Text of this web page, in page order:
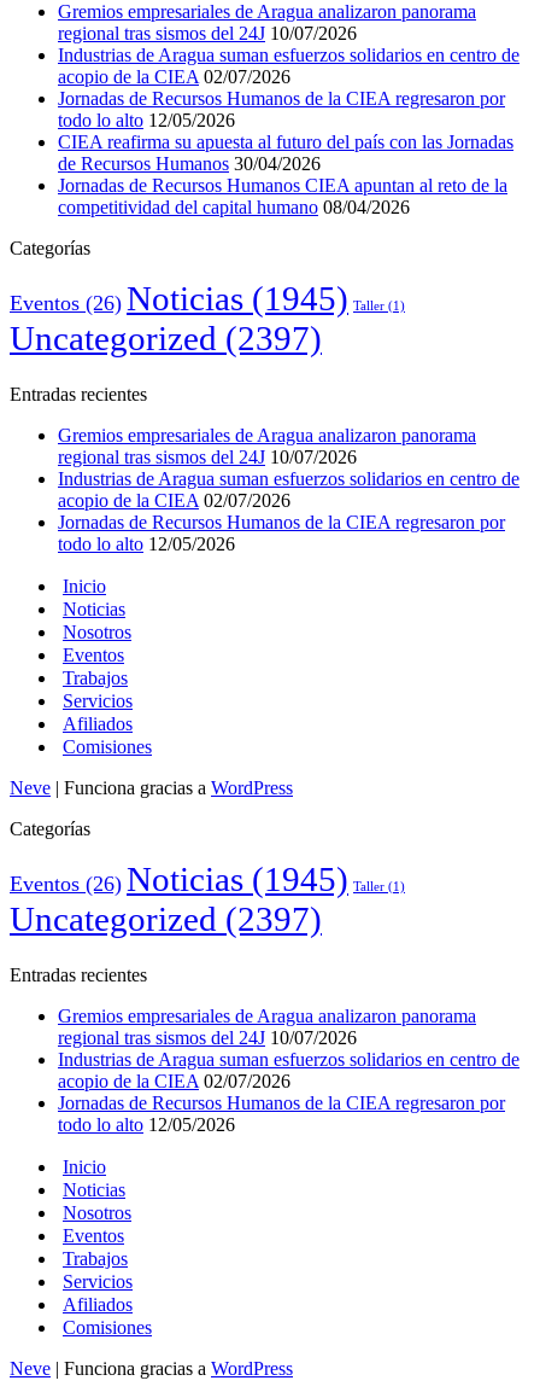
Gremios empresariales de Aragua analizaron panorama
regional tras sismos del 24J 10/07/2026
Industrias de Aragua suman esfuerzos solidarios en centro de
acopio de la CIEA 02/07/2026
Jornadas de Recursos Humanos de la CIEA regresaron por
todo lo alto 12/05/2026
CIEA reafirma su apuesta al futuro del país con las Jornadas
de Recursos Humanos 30/04/2026
Jornadas de Recursos Humanos CIEA apuntan al reto de la
competitividad del capital humano 08/04/2026
Categorías
Eventos (26) Noticias (1945) Taller (1)
Uncategorized (2397)
Entradas recientes
Gremios empresariales de Aragua analizaron panorama
regional tras sismos del 24J 10/07/2026
Industrias de Aragua suman esfuerzos solidarios en centro de
acopio de la CIEA 02/07/2026
Jornadas de Recursos Humanos de la CIEA regresaron por
todo lo alto 12/05/2026
Inicio
Noticias
Nosotros
Eventos
Trabajos
Servicios
Afiliados
Comisiones
Neve | Funciona gracias a WordPress
Categorías
Eventos (26) Noticias (1945) Taller (1)
Uncategorized (2397)
Entradas recientes
Gremios empresariales de Aragua analizaron panorama
regional tras sismos del 24J 10/07/2026
Industrias de Aragua suman esfuerzos solidarios en centro de
acopio de la CIEA 02/07/2026
Jornadas de Recursos Humanos de la CIEA regresaron por
todo lo alto 12/05/2026
Inicio
Noticias
Nosotros
Eventos
Trabajos
Servicios
Afiliados
Comisiones
Neve | Funciona gracias a WordPress